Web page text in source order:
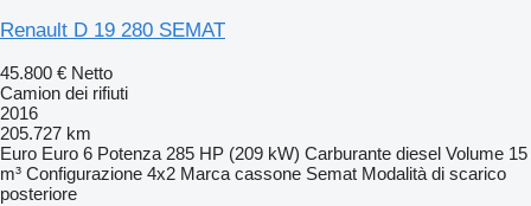
Renault D 19 280 SEMAT
45.800 € Netto
Camion dei rifiuti
2016
205.727 km
Euro Euro 6 Potenza 285 HP (209 kW) Carburante diesel Volume 15
m³ Configurazione 4x2 Marca cassone Semat Modalità di scarico
posteriore